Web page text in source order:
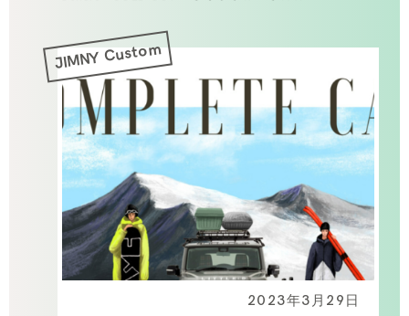
2023年3月29日
JIMNY Custom